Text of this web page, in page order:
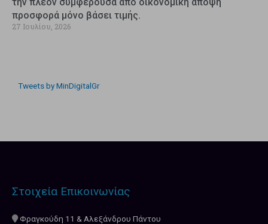
προσφορά μόνο βάσει τιμής.
27 Ιουλίου, 2026
Tweets by MinDigitalGr
Στοιχεία Επικοινωνίας
Φραγκούδη 11 & Αλεξάνδρου Πάντου